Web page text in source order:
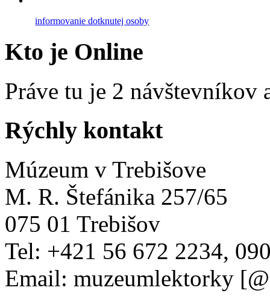
informovanie dotknutej osoby
Kto je Online
Práve tu je 2 návštevníkov
Rýchly kontakt
Múzeum v Trebišove
M. R. Štefánika 257/65
075 01 Trebišov
Tel: +421 56 672 2234,
Email: muzeumlektorky